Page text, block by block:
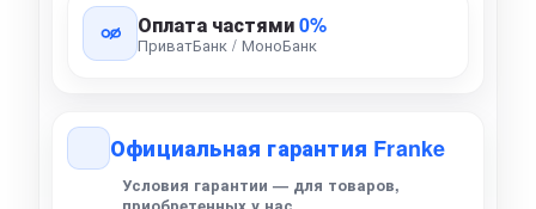
Оплата частями0%
ПриватБанк / МоноБанк
Официальная гарантия Franke
Условия гарантии — для товаров,